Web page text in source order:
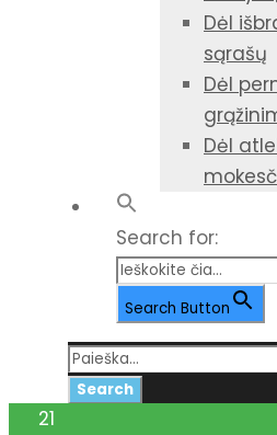
Dėl
sąrašų
Dėl
Dėl
Search for:
Search Button
21